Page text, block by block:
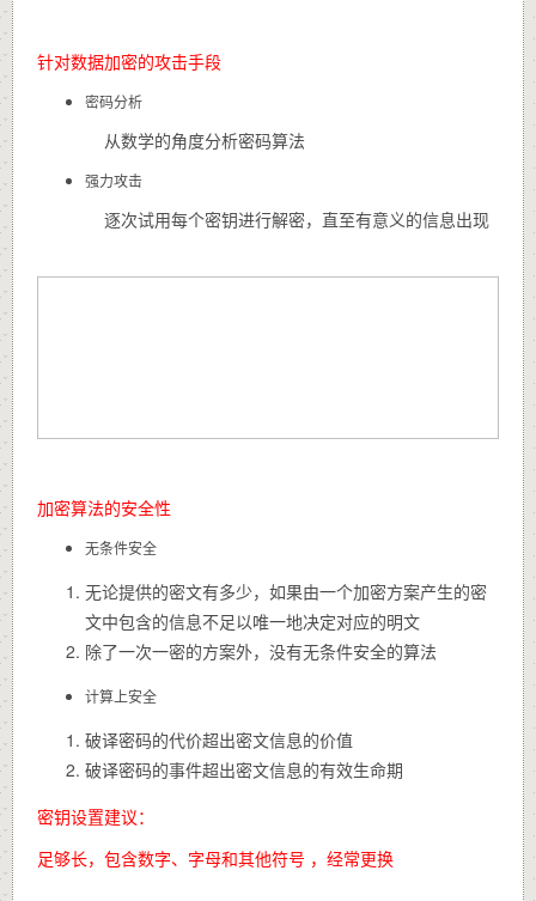
针对数据加密的攻击手段
密码分析
从数学的角度分析密码算法
强力攻击
逐次试用每个密钥进行解密，直至有意义的信息出现
加密算法的安全性
无条件安全
无论提供的密文有多少，如果由一个加密方案产生的密
文中包含的信息不足以唯一地决定对应的明文
除了一次一密的方案外，没有无条件安全的算法
计算上安全
破译密码的代价超出密文信息的价值
破译密码的事件超出密文信息的有效生命期
密钥设置建议：
足够长，包含数字、字母和其他符号 ，经常更换